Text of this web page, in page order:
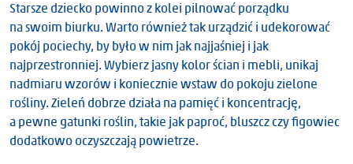
Starsze dziecko powinno z kolei pilnować porządku
na swoim biurku. Warto również tak urządzić i udekorować
pokój pociechy, by było w nim jak najjaśniej i jak
najprzestronniej. Wybierz jasny kolor ścian i mebli, unikaj
nadmiaru wzorów i koniecznie wstaw do pokoju zielone
rośliny. Zieleń dobrze działa na pamięć i koncentrację,
a pewne gatunki roślin, takie jak paproć, bluszcz czy figowiec
dodatkowo oczyszczają powietrze.